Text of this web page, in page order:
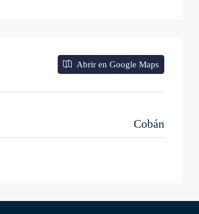
Abrir en Google Maps
Cobán